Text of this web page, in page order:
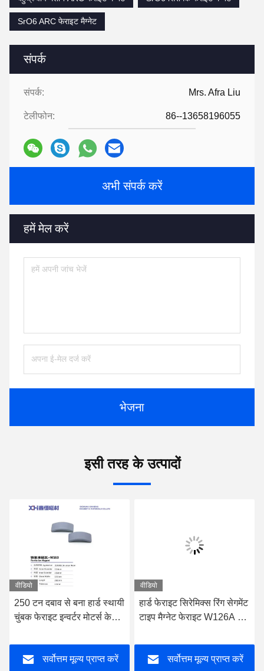
संपर्क
संपर्क: Mrs. Afra Liu
टेलीफोन: 86--13658196055
अभी संपर्क करें
हमें मेल करें
भेजना
SrO6 ARC फेराइट मैग्नेट
इसी तरह के उत्पादों
वीडियो
250 टन दबाव से बना हार्ड स्थायी
चुंबक फेराइट इन्वर्टर मोटर्स के
सर्वोत्तम मूल्य प्राप्त करें
वीडियो
हार्ड फेराइट सिरेमिक्स रिंग सेगमेंट
टाइप मैग्नेट फेराइट W126A पर
सर्वोत्तम मूल्य प्राप्त करें